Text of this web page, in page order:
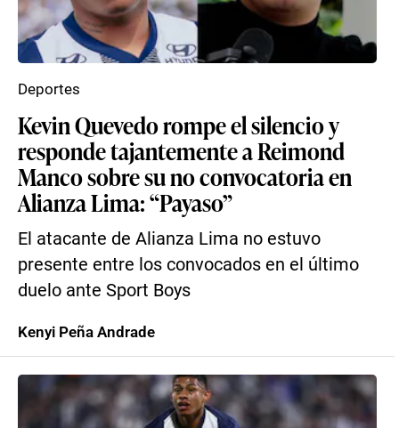
Kevin Quevedo rompe el silencio y
responde tajantemente a Reimond
Manco sobre su no convocatoria en
Alianza Lima: “Payaso”
El atacante de Alianza Lima no estuvo
presente entre los convocados en el último
duelo ante Sport Boys
Deportes
Kenyi Peña Andrade